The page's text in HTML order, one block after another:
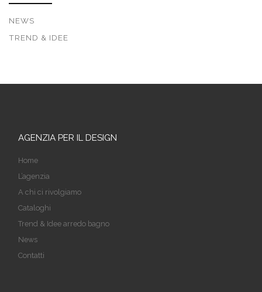
NEWS
TREND & IDEE
AGENZIA PER IL DESIGN
Home
L’agenzia
A chi ci rivolgiamo
Cataloghi
Trend & Idee arredo bagno
News
Contatti